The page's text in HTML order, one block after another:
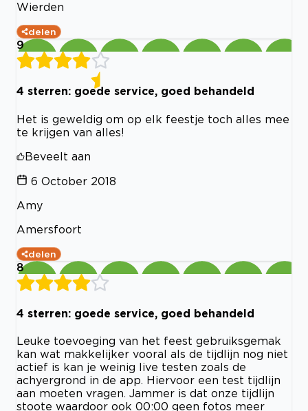
Wierden
delen
9
4 sterren: goede service, goed behandeld
Het is geweldig om op elk feestje toch alles mee
te krijgen van alles!
Beveelt aan
6 October 2018
Amy
Amersfoort
delen
8
4 sterren: goede service, goed behandeld
Leuke toevoeging van het feest gebruiksgemak
kan wat makkelijker vooral als de tijdlijn nog niet
actief is kan je weinig live testen zoals de
achyergrond in de app. Hiervoor een test tijdlijn
aan moeten vragen. Jammer is dat onze tijdlijn
stoote waardoor ook 00:00 geen fotos meer